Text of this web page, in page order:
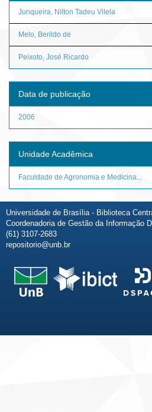
Junqueira, Nilton Tadeu Vilela
Melo, Berildo de
Peixoto, José Ricardo
Data de publicação
2006
Unidade Acadêmica
Faculdade de Agronomia e Medicina...
Universidade de Brasília - Biblioteca
Coordenadoria de Gestão da Informação
(61) 3107-2683
repositorio@unb.br